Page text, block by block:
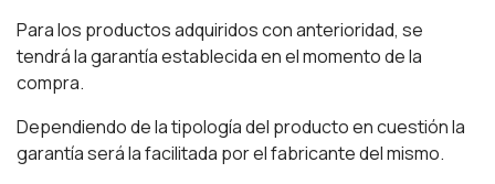
Para los productos adquiridos con anterioridad, se
tendrá la garantía establecida en el momento de la
compra.
Dependiendo de la tipología del producto en cuestión la
garantía será la facilitada por el fabricante del mismo.